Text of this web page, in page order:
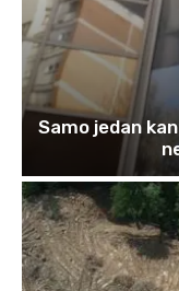
Samo jedan